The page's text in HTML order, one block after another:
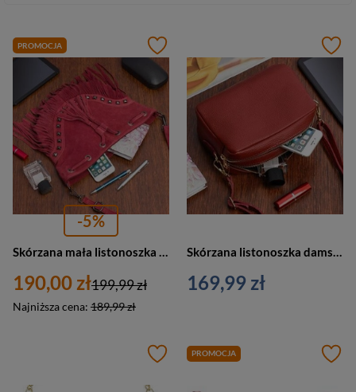
PROMOCJA
-5%
Skórzana mała listonoszka damska z frędzlami bordowa - Vera Pelle X39
190,00 zł
Najniższa cena: 189,99 zł
199,99 zł
Skórzana listonoszka damska na ramię bordowa - Vera Pelle P10
169,99 zł
PROMOCJA